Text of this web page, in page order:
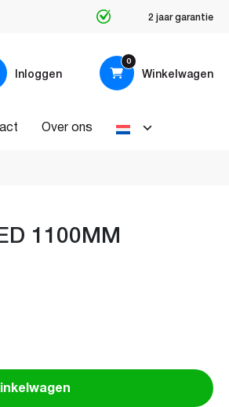
Inloggen
0
Winkelwagen
Over ons
1100MM